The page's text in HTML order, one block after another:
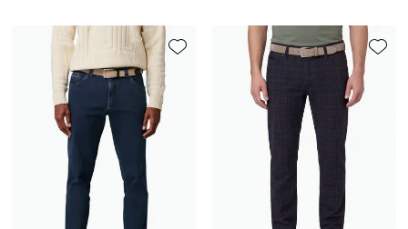
Toevoegen aan favorieten